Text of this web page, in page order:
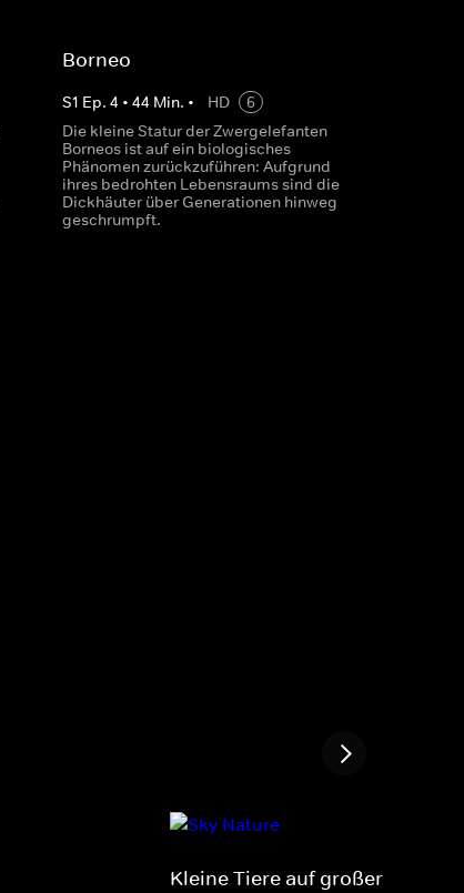
Borneo
S1 Ep. 4 • 44 Min. • HD
6
Die kleine Statur der Zwergelefanten
Borneos ist auf ein biologisches
Phänomen zurückzuführen: Aufgrund
ihres bedrohten Lebensraums sind die
Dickhäuter über Generationen hinweg
geschrumpft.
Kleine Tiere auf großer Reise